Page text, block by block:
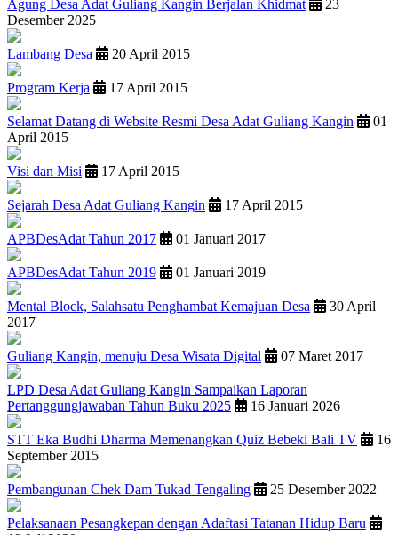
Agung Desa Adat Guliang Kangin Berjalan Khidmat
23
Desember 2025
Lambang Desa 20 April 2015
Program Kerja 17 April 2015
Selamat Datang di Website Resmi Desa Adat Guliang Kangin
01
April 2015
Visi dan Misi 17 April 2015
Sejarah Desa Adat Guliang Kangin 17 April 2015
APBDesAdat Tahun 2017 01 Januari 2017
APBDesAdat Tahun 2019 01 Januari 2019
Mental Block, Salahsatu Penghambat Kemajuan Desa
30 April
2017
Guliang Kangin, menuju Desa Wisata Digital 07 Maret 2017
LPD Desa Adat Guliang Kangin Sampaikan Laporan
Pertanggungjawaban Tahun Buku 2025
16 Januari 2026
STT Eka Budhi Dharma Memenangkan Quiz Bebeki Bali TV
16
September 2015
Pembangunan Chek Dam Tukad Tengaling 25 Desember 2022
Pelaksanaan Pesangkepan dengan Adaftasi Tatanan Hidup Baru